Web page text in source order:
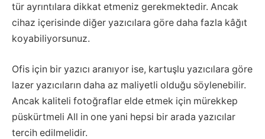
tür ayrıntılara dikkat etmeniz gerekmektedir. Ancak
cihaz içerisinde diğer yazıcılara göre daha fazla kâğıt
koyabiliyorsunuz.
Ofis için bir yazıcı aranıyor ise, kartuşlu yazıcılara göre
lazer yazıcıların daha az maliyetli olduğu söylenebilir.
Ancak kaliteli fotoğraflar elde etmek için mürekkep
püskürtmeli All in one yani hepsi bir arada yazıcılar
tercih edilmelidir.